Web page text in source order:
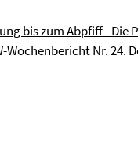
bis zum Abpfiff - Die
Wochenbericht Nr. 24.